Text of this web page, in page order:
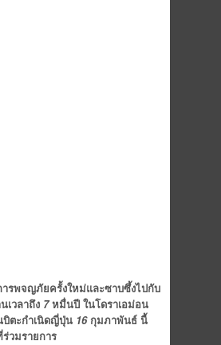
ารพจญภัยครั้งใหม่และซาบซึ้งไปกับ
วลาถึง 7หมื่นปี ในโดราเอม่อน
บิตะกำเนิดญี่ปุ่น 16 กุมภาพันธ์ นี้
วมรายการ